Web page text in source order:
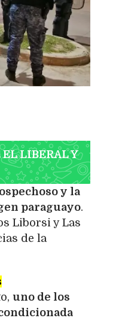
EL LIBERAL Y
y la
paraguayo.
Liborsi y Las
de la
uno de los